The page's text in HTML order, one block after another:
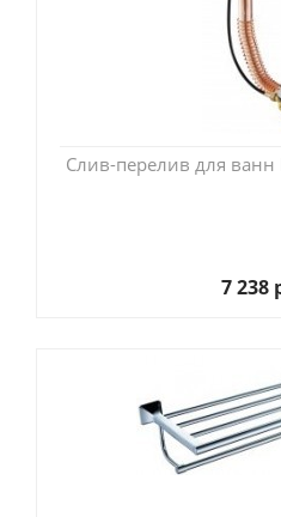
Слив-перелив для ванн
7 238